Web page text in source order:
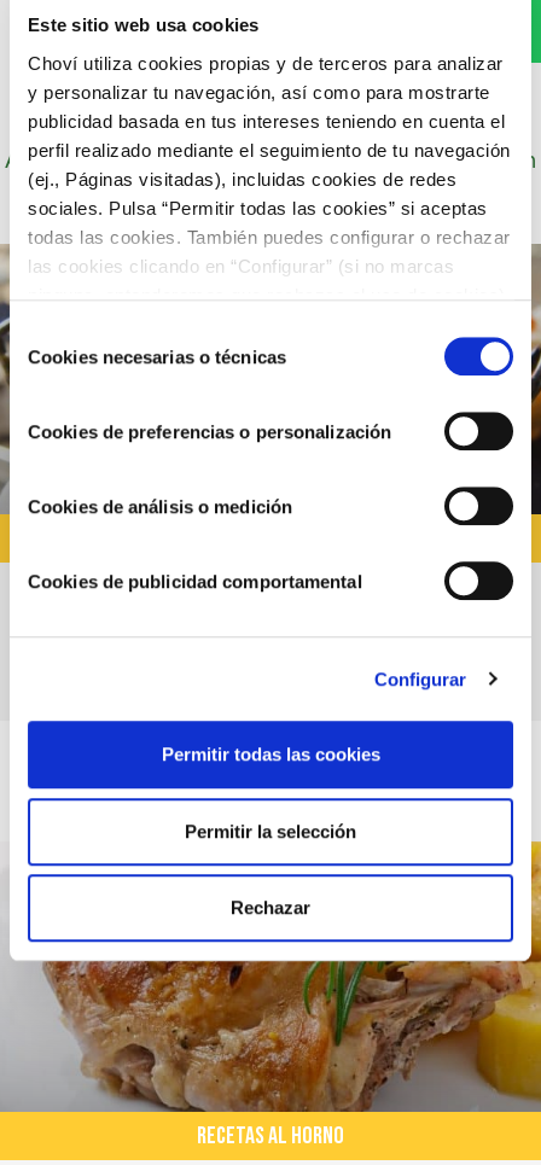
Este sitio web usa cookies
Choví utiliza cookies propias y de terceros para analizar
y personalizar tu navegación, así como para mostrarte
publicidad basada en tus intereses teniendo en cuenta el
perfil realizado mediante el seguimiento de tu navegación
(ej., Páginas visitadas), incluidas cookies de redes
sociales. Pulsa “Permitir todas las cookies” si aceptas
todas las cookies. También puedes configurar o rechazar
las cookies clicando en “Configurar” (si no marcas
COOKIES.
Selección
de
consentimiento
Cookies necesarias o técnicas
Cookies de preferencias o personalización
Cookies de análisis o medición
Cookies de publicidad comportamental
Configurar
Permitir todas las cookies
Permitir la selección
Rechazar
WhatsApp
Autor: Cocineros de Choví, expertos en recetas con
salsas para el disfrute.
Mejillones en salsa brava: el entrante
RECETAS AL HORNO